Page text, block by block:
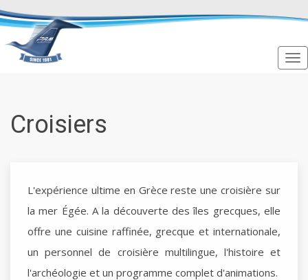
Croisiers
L'expérience ultime en Grèce reste une croisière sur
la mer Égée. A la découverte des îles grecques, elle
offre une cuisine raffinée, grecque et internationale,
un personnel de croisière multilingue, l'histoire et
l'archéologie et un programme complet d'animations.